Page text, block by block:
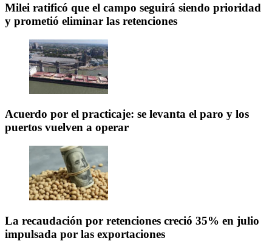
Milei ratificó que el campo seguirá siendo prioridad
y prometió eliminar las retenciones
Acuerdo por el practicaje: se levanta el paro y los
puertos vuelven a operar
La recaudación por retenciones creció 35% en julio
impulsada por las exportaciones